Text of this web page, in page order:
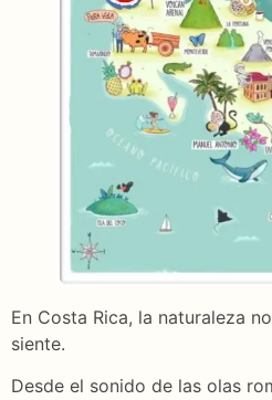
En Costa Rica, la naturaleza
siente.
Desde el sonido de las olas